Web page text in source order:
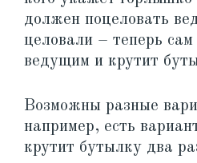
должен поцеловать
целовали – теперь сам
ведущим и крутит
Возможны разные
например, есть
крутит бутылку два